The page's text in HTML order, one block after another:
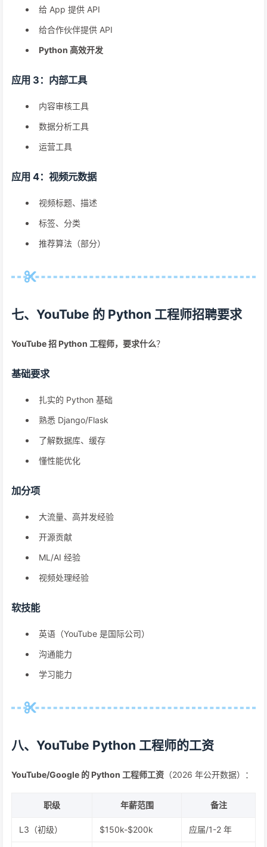
给 App 提供 API
给合作伙伴提供 API
Python 高效开发
应用 3：内部工具
内容审核工具
数据分析工具
运营工具
应用 4：视频元数据
视频标题、描述
标签、分类
推荐算法（部分）
七、YouTube 的 Python 工程师招聘要求
YouTube 招 Python 工程师，要求什么？
基础要求
扎实的 Python 基础
熟悉 Django/Flask
了解数据库、缓存
懂性能优化
加分项
大流量、高并发经验
开源贡献
ML/AI 经验
视频处理经验
软技能
英语（YouTube 是国际公司）
沟通能力
学习能力
八、YouTube Python 工程师的工资
YouTube/Google 的 Python 工程师工资 （2026 年公开数据）：
职级 年薪范围 备注
L3（初级） $150k-$200k 应届/1-2 年